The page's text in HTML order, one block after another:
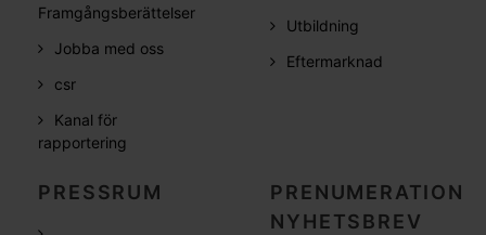
Framgångsberättelser
Jobba med oss
csr
Kanal för
rapportering
Utbildning
Eftermarknad
PRESSRUM
PRENUMERATION
NYHETSBREV